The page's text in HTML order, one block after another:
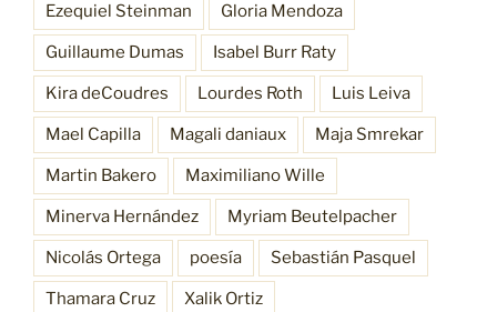
Ezequiel Steinman Gloria Mendoza
Guillaume Dumas Isabel Burr Raty
Kira deCoudres Lourdes Roth Luis Leiva
Mael Capilla Magali daniaux Maja Smrekar
Martin Bakero Maximiliano Wille
Minerva Hernández Myriam Beutelpacher
Nicolás Ortega poesía Sebastián Pasquel
Thamara Cruz Xalik Ortiz